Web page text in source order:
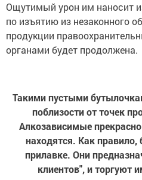
Ощутимый урон им наносит
по изъятию из незаконного
продукции
органами будет продолжена.
Такими пустыми
поблизости от точек
Алкозависимые
находятся. Как правило,
прилавке. Они
клиентов", и торгуют